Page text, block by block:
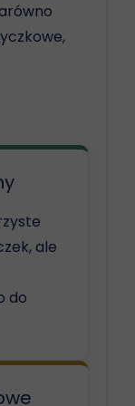
ale
do